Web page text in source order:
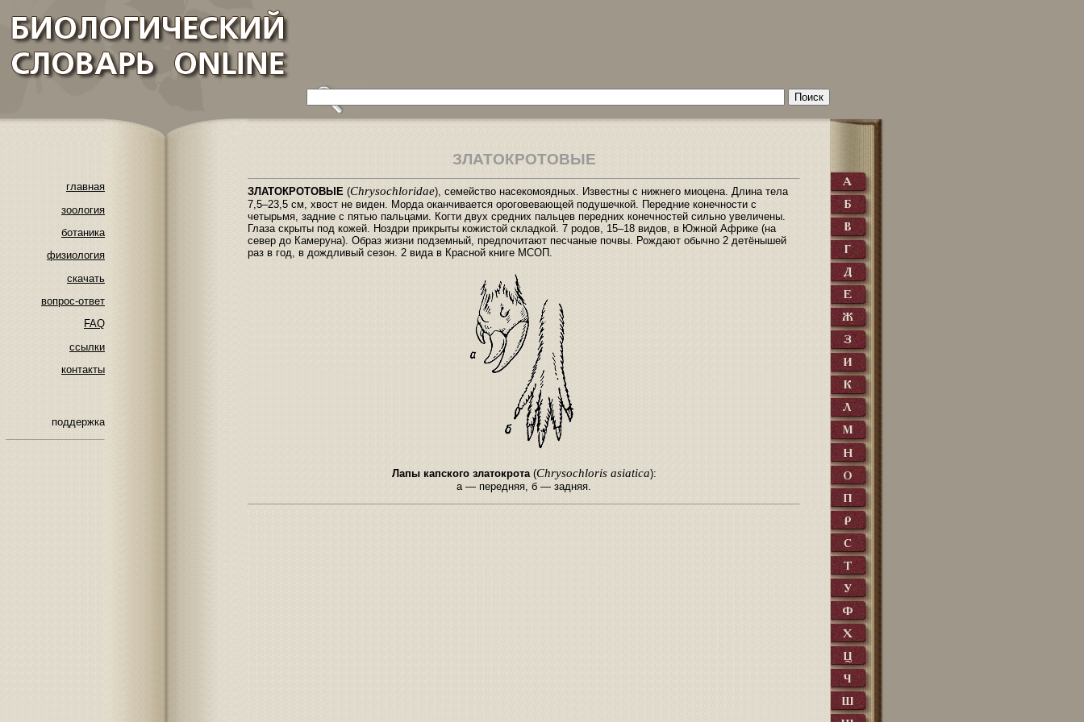
главная
зоология
ботаника
физиология
скачать
вопрос-ответ
FAQ
ссылки
контакты
поддержка
ЗЛАТОКРОТОВЫЕ
ЗЛАТОКРОТОВЫЕ (Chrysochloridae), семейство насекомоядных. Известны с нижнего миоцена. Длина тела
7,5–23,5 см, хвост не виден. Морда оканчивается ороговевающей подушечкой. Передние конечности с
четырьмя, задние с пятью пальцами. Когти двух средних пальцев передних конечностей сильно увеличены.
Глаза скрыты под кожей. Ноздри прикрыты кожистой складкой. 7 родов, 15–18 видов, в Южной Африке (на
север до Камеруна). Образ жизни подземный, предпочитают песчаные почвы. Рождают обычно 2 детёнышей
раз в год, в дождливый сезон. 2 вида в Красной книге МСОП.
Лапы капского златокрота(Chrysochloris asiatica):
a — передняя, б — задняя.